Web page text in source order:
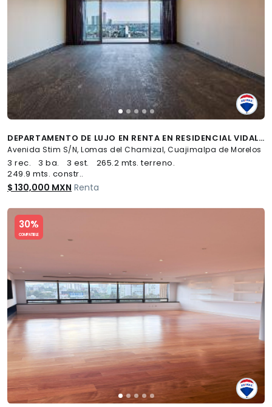
DEPARTAMENTO DE LUJO EN RENTA EN RESIDENCIAL VIDALTA, LOMAS DEL CHAMIZAL - (34)
Avenida Stim S/N, Lomas del Chamizal, Cuajimalpa de Morelos
3 rec. 3 ba. 3 est.
265.2 mts. terreno.
249.9 mts. constr..
$ 130,000 MXN Renta
30%
COMPATIBLE
Slide 1 of 5